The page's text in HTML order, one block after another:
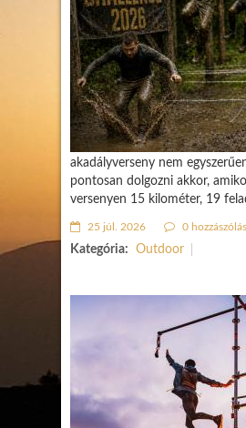
akadályverseny nem
pontosan dolgozni akkor,
versenyen 15 kilométer, 19
25 júl. 2026 0 hozzászólás
Kategória: Outdoor